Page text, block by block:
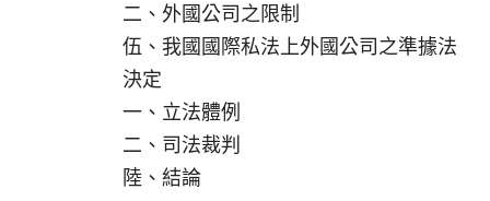
二、外國公司之限制
伍、我國國際私法上外國公司之準據法
決定
一、立法體例
二、司法裁判
陸、結論